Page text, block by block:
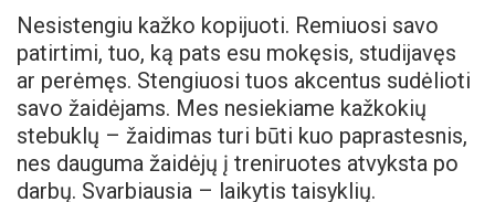
Nesistengiu kažko kopijuoti. Remiuosi savo
patirtimi, tuo, ką pats esu mokęsis, studijavęs
ar perėmęs. Stengiuosi tuos akcentus sudėlioti
savo žaidėjams. Mes nesiekiame kažkokių
stebuklų – žaidimas turi būti kuo paprastesnis,
nes dauguma žaidėjų į treniruotes atvyksta po
darbų. Svarbiausia – laikytis taisyklių.